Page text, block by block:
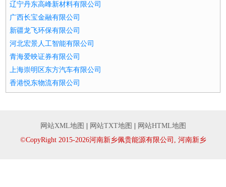
辽宁丹东高峰新材料有限公司
广西长宝金融有限公司
新疆龙飞环保有限公司
河北宏景人工智能有限公司
青海爱映证券有限公司
上海崇明区东方汽车有限公司
香港悦东物流有限公司
网站XML地图 网站TXT地图
网站HTML地图
©CopyRight 2015-2026河南新乡佩贵能源有限公司, 河南新乡